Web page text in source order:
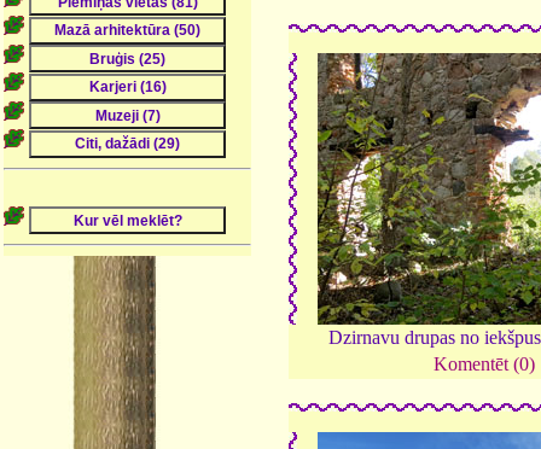
Dzirnavu drupas no
Komentēt (0)